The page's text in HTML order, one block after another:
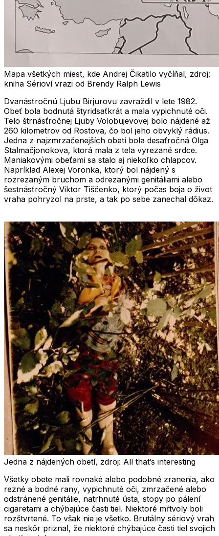
Mapa všetkých miest, kde Andrej Čikatilo vyčíňal, zdroj:
kniha Sérioví vrazi od Brendy Ralph Lewis
Dvanásťročnú Ljubu Birjurovu zavraždil v lete 1982.
Obeť bola bodnutá štyridsaťkrát a mala vypichnuté oči.
Telo štrnásťročnej Ljuby Volobujevovej bolo nájdené až
260 kilometrov od Rostova, čo bol jeho obvyklý rádius.
Jedna z najzmrzačenejších obetí bola desaťročná Olga
Stalmačjonokova, ktorá mala z tela vyrezané srdce.
Maniakovými obeťami sa stalo aj niekoľko chlapcov.
Napríklad Alexej Voronka, ktorý bol nájdený s
rozrezaným bruchom a odrezanými genitáliami alebo
šestnásťročný Viktor Tiščenko, ktorý počas boja o život
vraha pohryzol na prste, a tak po sebe zanechal dôkaz.
Jedna z nájdených obetí, zdroj: All that’s interesting
Všetky obete mali rovnaké alebo podobné zranenia, ako
rezné a bodné rany, vypichnuté oči, zmrzačené alebo
odstránené genitálie, natrhnuté ústa, stopy po pálení
cigaretami a chýbajúce časti tiel. Niektoré mŕtvoly boli
rozštvrtené. To však nie je všetko. Brutálny sériový vrah
sa neskôr priznal, že niektoré chýbajúce časti tiel svojich